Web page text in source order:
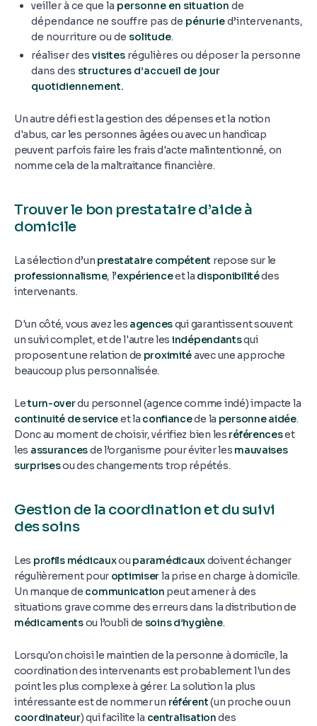
veiller à ce que la personne en situation de
dépendance ne souffre pas de pénuried’intervenants,
de nourriture ou de solitude.
réaliser des visites régulières ou déposer la personne
dans des structures d’accueil de jour
quotidiennement.
Un autre défi est la gestion des dépenses et la notion
d'abus, car les personnes âgées ou avec un handicap
peuvent parfois faire les frais d'acte malintentionné, on
nomme cela de la maltraitance financière.
Trouver le bon prestataire d’aide à
domicile
La sélection d’un prestataire compétent repose sur le
professionnalisme, l’expérienceet la disponibilitédes
intervenants.
D'un côté, vous avez les agencesqui garantissent souvent
un suivi complet, et de l'autre les indépendantsqui
proposent une relation de proximitéavec une approche
beaucoup plus personnalisée.
Leturn-overdu personnel (agence comme indé) impacte la
continuité de serviceet la confiancede la personne aidée.
Donc au moment de choisir, vérifiez bien les référenceset
les assurancesde l’organisme pour éviter les mauvaises
surprisesou des changements trop répétés.
Gestion de la coordination et du suivi
des soins
Les profils médicauxou paramédicauxdoivent échanger
régulièrement pour optimiserla prise en charge à domicile.
Un manque de communication peut amener à des
situations grave comme des erreurs dans la distribution de
médicamentsou l’oubli de soins d’hygiène.
Lorsqu'on choisi le maintien de la personne à domicile, la
coordination des intervenants est probablement l'un des
point les plus complexe à gérer. La solution la plus
intéressante est de nommer un référent(un proche ou un
coordinateur) qui facilite la centralisationdes